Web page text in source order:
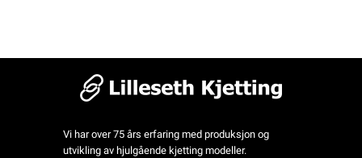
Vi har over 75 års erfaring med produksjon og
utvikling av hjulgående kjetting modeller.